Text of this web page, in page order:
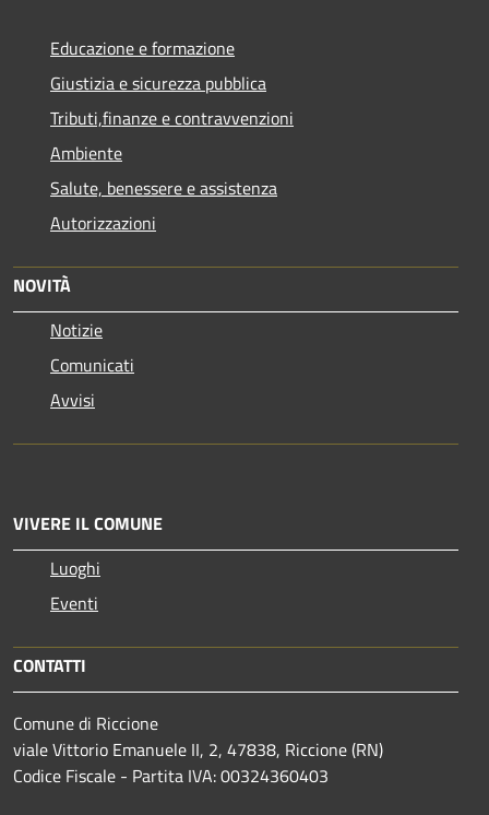
Educazione e formazione
Giustizia e sicurezza pubblica
Tributi,finanze e contravvenzioni
Ambiente
Salute, benessere e assistenza
Autorizzazioni
NOVITÀ
Notizie
Comunicati
Avvisi
VIVERE IL COMUNE
Luoghi
Eventi
CONTATTI
Comune di Riccione
viale Vittorio Emanuele II, 2, 47838, Riccione (RN)
Codice Fiscale - Partita IVA: 00324360403